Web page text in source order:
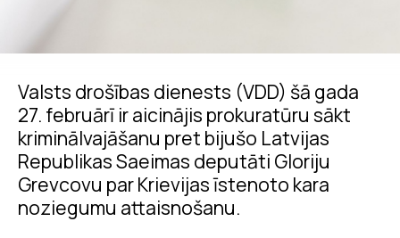
Valsts drošības dienests (VDD) šā gada
27. februārī ir aicinājis prokuratūru sākt
kriminālvajāšanu pret bijušo Latvijas
Republikas Saeimas deputāti Gloriju
Grevcovu par Krievijas īstenoto kara
noziegumu attaisnošanu.